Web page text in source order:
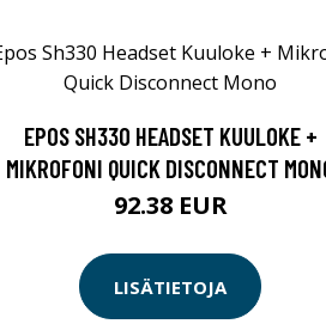
EPOS SH330 HEADSET KUULOKE +
MIKROFONI QUICK DISCONNECT
92.38 EUR
LISÄTIETOJA